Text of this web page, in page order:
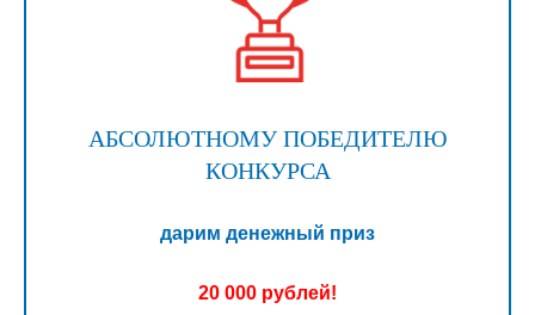
АБСОЛЮТНОМУ ПОБЕДИТЕЛЮ
КОНКУРСА
дарим денежный приз
20 000 рублей!